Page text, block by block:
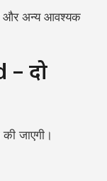
और अन्य आवश्यक
– दो
की जाएगी।